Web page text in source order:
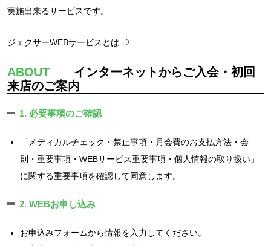
実施出来るサービスです。
ジェクサーWEBサービスとは
ABOUT インターネットからご入会・初回
来店のご案内
1. 必要事項のご確認
「メディカルチェック・禁止事項・月会費のお支払方法・会
則・重要事項・WEBサービス重要事項・個人情報の取り扱い」
に関する重要事項を確認して同意します。
2. WEBお申し込み
お申込みフォームから情報を入力してください。